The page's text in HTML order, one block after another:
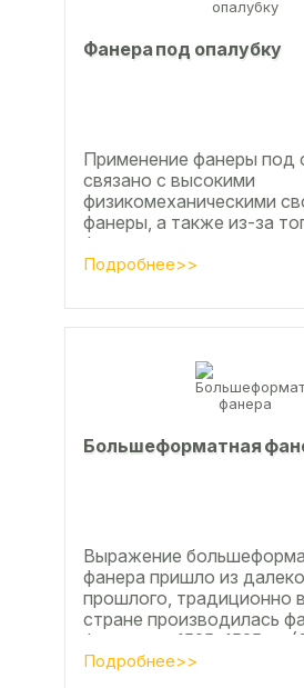
Фанера под опалубку
Применение фанеры под
связано с высокими
физикомеханическими
фанеры, а также из-за
фанера позволяет
достаточно большие
Подробнее>>
Большеформатная
Выражение
фанера пришло из
прошлого, традиционно
стране производилась
форматом 1525х1525мм
дюймов), форматы
Подробнее>>